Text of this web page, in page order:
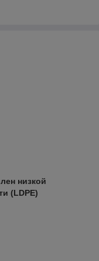
низкой
(LDPE)